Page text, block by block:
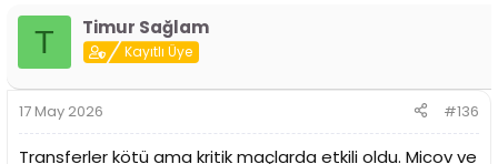
p
l
:
T Timur Sağlam
Kayıtlı Üye
17 May 2026 #136
Transferler kötü ama kritik maçlarda etkili oldu. Micov ve